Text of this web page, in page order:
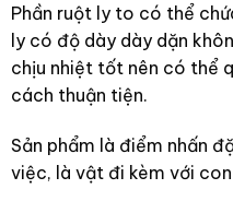
Phần ruột ly to có thể
ly có độ dày dày dặn
chịu nhiệt tốt nên có thể
cách thuận tiện.
Sản phẩm là điểm nhấn
việc, là vật đi kèm với